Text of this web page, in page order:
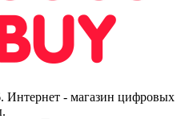
Интернет - магазин цифровых